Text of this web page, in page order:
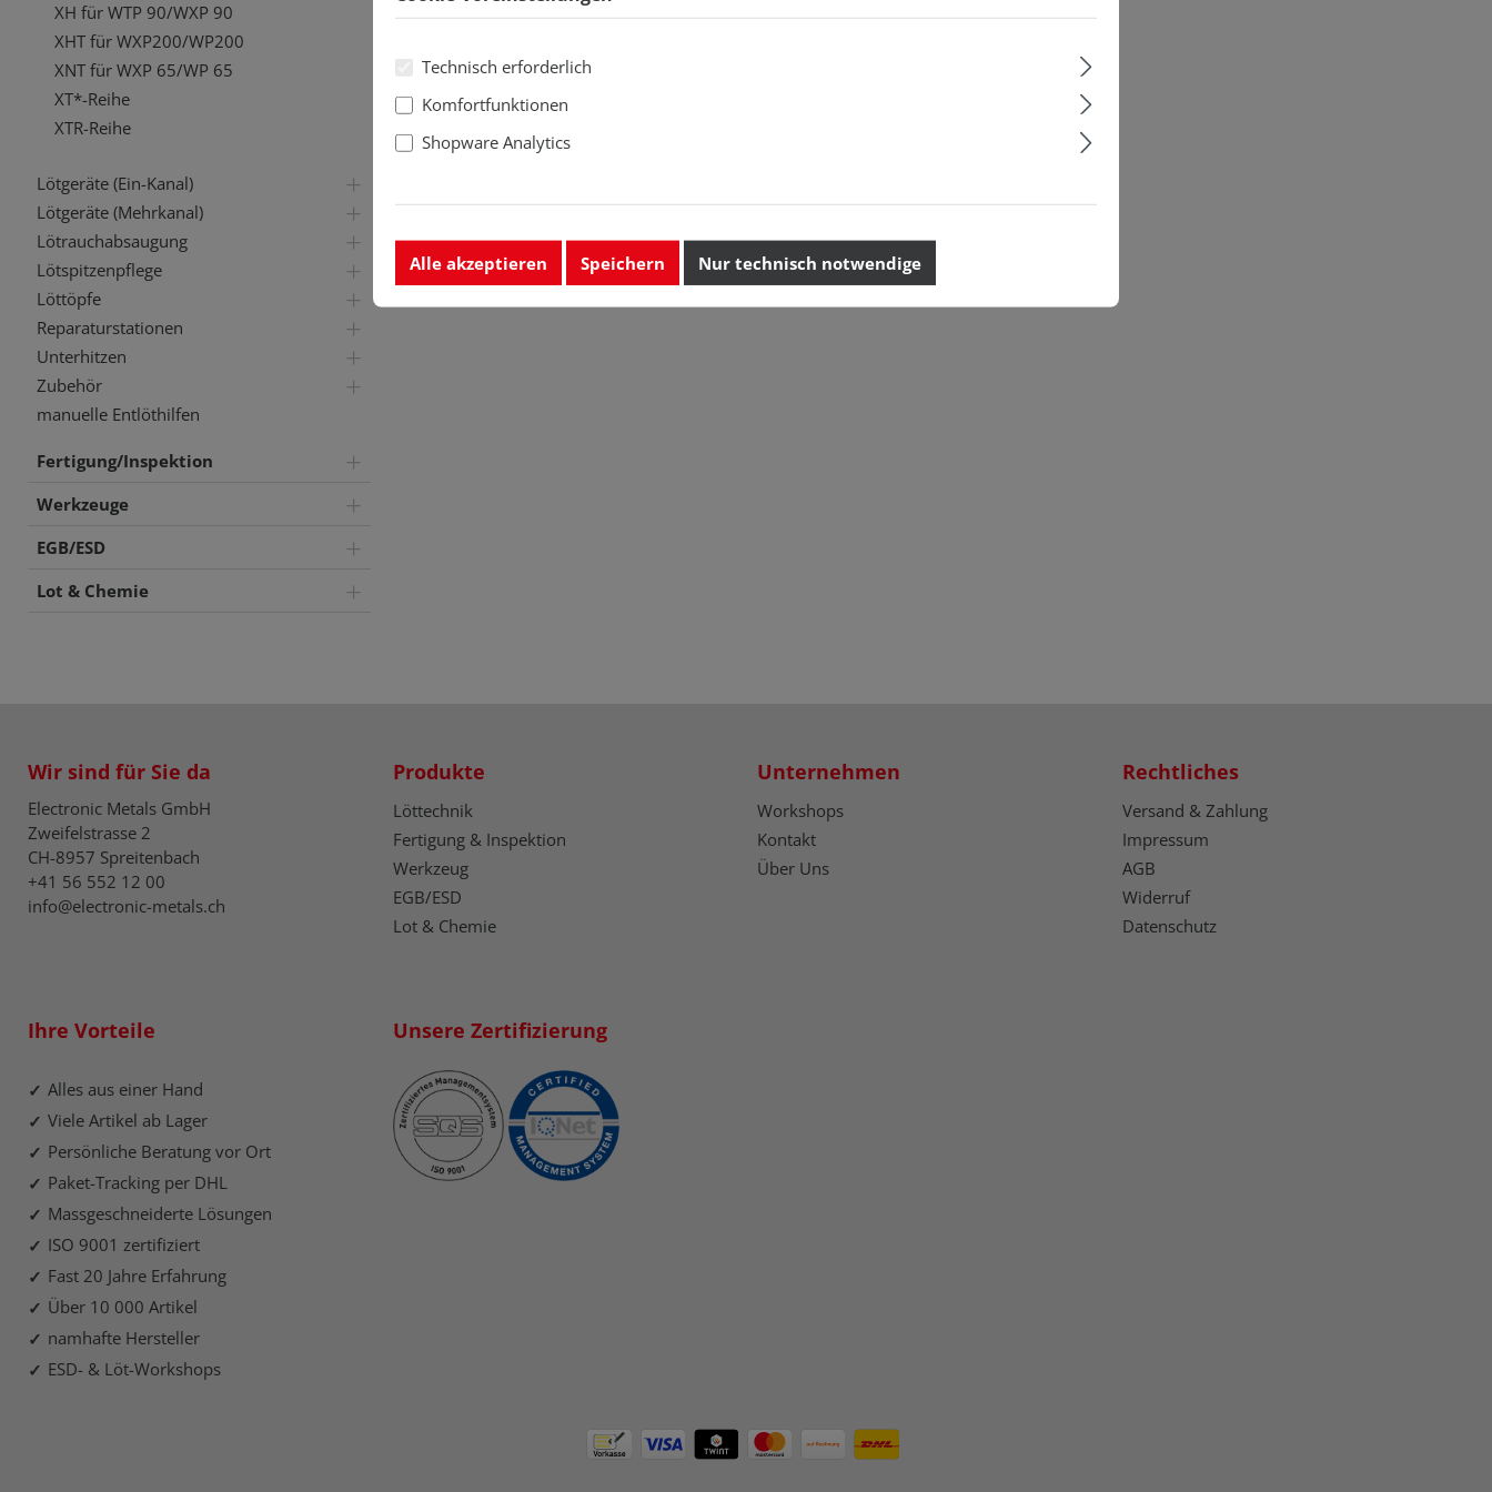
XH für WTP 90/WXP 90
XHT für WXP200/WP200
XNT für WXP 65/WP 65
XT*-Reihe
XTR-Reihe
Lötgeräte (Ein-Kanal)
Lötgeräte (Mehrkanal)
Lötrauchabsaugung
Lötspitzenpflege
Löttöpfe
Reparaturstationen
Unterhitzen
Zubehör
manuelle Entlöthilfen
Fertigung/Inspektion
Werkzeuge
EGB/ESD
Lot & Chemie
Wir sind für Sie da
Electronic Metals GmbH
Zweifelstrasse 2
CH-8957 Spreitenbach
+41 56 552 12 00
info@electronic-metals.ch
Produkte
Löttechnik
Fertigung & Inspektion
Werkzeug
EGB/ESD
Lot & Chemie
Unternehmen
Workshops
Kontakt
Über Uns
Rechtliches
Versand & Zahlung
Impressum
AGB
Widerruf
Datenschutz
Ihre Vorteile
Alles aus einer Hand
Viele Artikel ab Lager
Persönliche Beratung vor Ort
Paket-Tracking per DHL
Massgeschneiderte Lösungen
ISO 9001 zertifiziert
Fast 20 Jahre Erfahrung
Über 10 000 Artikel
namhafte Hersteller
ESD- & Löt-Workshops
Unsere Zertifizierung
Technisch erforderlich
Komfortfunktionen
Shopware Analytics
Alle akzeptieren Speichern Nur technisch notwendige